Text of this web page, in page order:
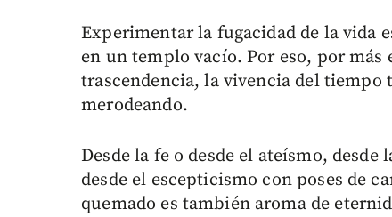
Experimentar la fugacidad de la vida
en un templo vacío. Por eso, por más
trascendencia, la vivencia del
merodeando.
Desde la fe o desde el ateísmo,
desde el escepticismo con poses de
quemado es también aroma de